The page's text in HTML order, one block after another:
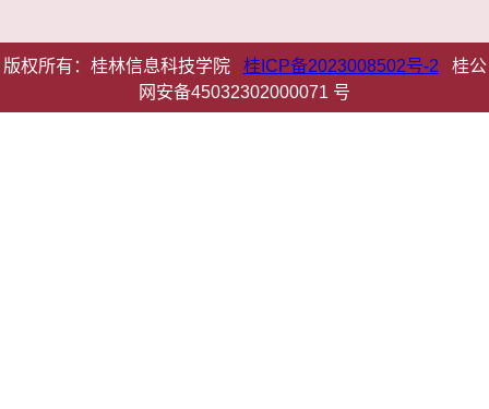
版权所有：桂林信息科技学院 桂ICP备2023008502号-2 桂公
网安备45032302000071 号